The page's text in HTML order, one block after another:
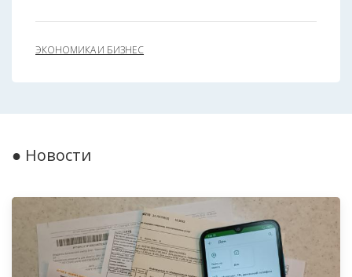
ЭКОНОМИКА И БИЗНЕС
● Новости